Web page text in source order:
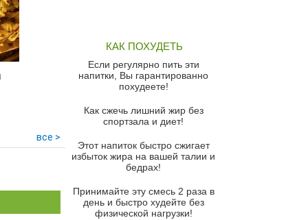
все >
красного перца
Парижский луковый суп
Суп из спаржи и горошка с
Суп-крем из цветной капусты
Французский луковый суп
Суп из баклажанов с моцареллой
Грибной крем-суп с кростини с
козьим сыром
КАК ПОХУДЕТЬ
Если регулярно пить эти
напитки, Вы гарантированно
похудеете!
Как сжечь лишний жир без
спортзала и диет!
Этот напиток быстро сжигает
избыток жира на вашей талии и
бедрах!
Принимайте эту смесь 2 раза в
день и быстро худейте без
физической нагрузки!